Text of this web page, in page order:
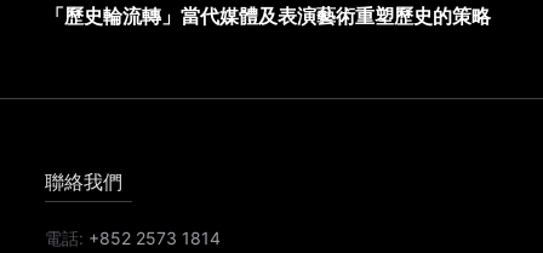
「歷史輪流轉」當代媒體及表演藝術重塑歷史的策略
聯絡我們
電話: +852 2573 1814